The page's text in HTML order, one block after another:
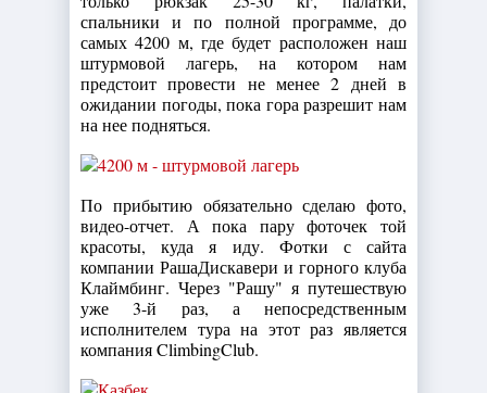
спальники и по полной программе, до
самых 4200 м, где будет расположен наш
штурмовой лагерь, на котором нам
предстоит провести не менее 2 дней в
ожидании погоды, пока гора разрешит нам
на нее подняться.
По прибытию обязательно сделаю фото,
видео-отчет. А пока пару фоточек той
красоты, куда я иду. Фотки с сайта
компании РашаДискавери и горного клуба
Клаймбинг. Через "Рашу" я путешествую
уже 3-й раз, а непосредственным
исполнителем тура на этот раз является
компания ClimbingClub.